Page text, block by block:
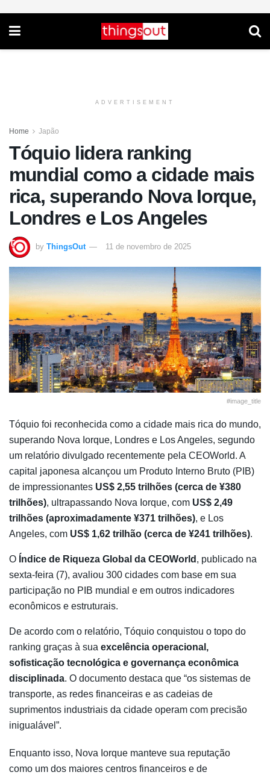
ADVERTISEMENT
Home Japão
Tóquio lidera ranking
mundial como a cidade mais
rica, superando Nova Iorque,
Londres e Los Angeles
by ThingsOut 11 de novembro de 2025
#image_title
Tóquio foi reconhecida como a cidade mais rica do mundo,
superando Nova Iorque, Londres e Los Angeles, segundo
um relatório divulgado recentemente pela CEOWorld. A
capital japonesa alcançou um Produto Interno Bruto (PIB)
de impressionantes US$ 2,55 trilhões (cerca de ¥380
trilhões), ultrapassando Nova Iorque, com US$ 2,49
trilhões (aproximadamente ¥371 trilhões), e Los
Angeles, com US$ 1,62 trilhão (cerca de ¥241 trilhões).
O Índice de Riqueza Global da CEOWorld , publicado na
sexta-feira (7), avaliou 300 cidades com base em sua
participação no PIB mundial e em outros indicadores
econômicos e estruturais.
De acordo com o relatório, Tóquio conquistou o topo do
ranking graças à sua excelência operacional,
sofisticação tecnológica e governança econômica
disciplinada. O documento destaca que “os sistemas de
transporte, as redes financeiras e as cadeias de
suprimentos industriais da cidade operam com precisão
inigualável”.
Enquanto isso, Nova Iorque manteve sua reputação
como um dos maiores centros financeiros e de